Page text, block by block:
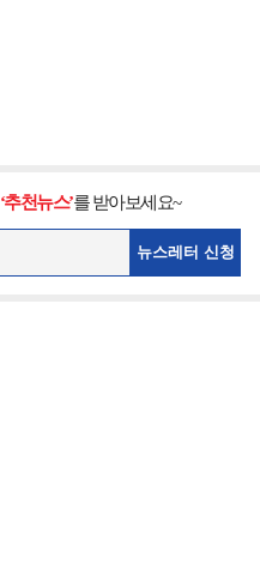
‘추천뉴스’를 받아보세요~
뉴스레터 신청